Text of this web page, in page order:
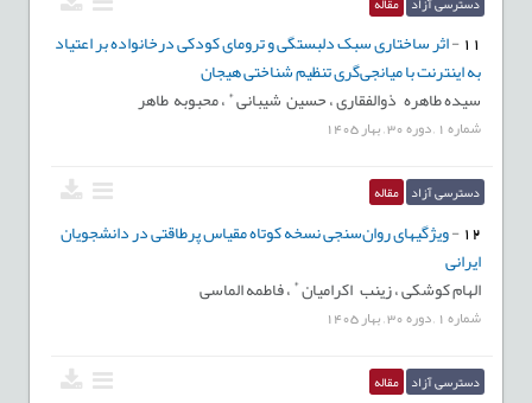
11
-اثر ساختاری سبک دلبستگی و ترومای کودکی درخانواده بر اعتیاد
به اینترنت با میانجی‌گری تنظیم شناختی هیجان
سیده طاهره ذوالفقاری ،حسین شیبانی ،محبوبه طاهر
شماره1 دوره30
,بهار1405
دسترسی آزاد مقاله
12
-ویژگی‏های روان‌سنجی نسخه کوتاه مقیاس پرطاقتی در دانشجویان
ایرانی
الهام کوشکی ،زینب اکرامیان ،فاطمه الماسی
شماره1 دوره30
,بهار1405
دسترسی آزاد مقاله